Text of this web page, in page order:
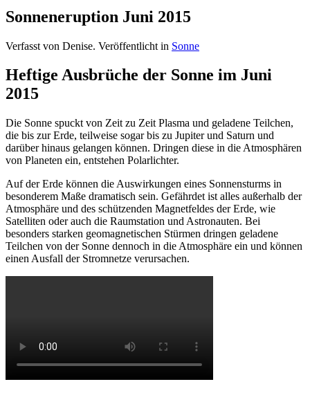
Sonneneruption Juni 2015
Verfasst von Denise. Veröffentlicht in Sonne
Heftige Ausbrüche der Sonne im Juni
2015
Die Sonne spuckt von Zeit zu Zeit Plasma und geladene Teilchen,
die bis zur Erde, teilweise sogar bis zu Jupiter und Saturn und
darüber hinaus gelangen können. Dringen diese in die Atmosphären
von Planeten ein, entstehen Polarlichter.
Auf der Erde können die Auswirkungen eines Sonnensturms in
besonderem Maße dramatisch sein. Gefährdet ist alles außerhalb der
Atmosphäre und des schützenden Magnetfeldes der Erde, wie
Satelliten oder auch die Raumstation und Astronauten. Bei
besonders starken geomagnetischen Stürmen dringen geladene
Teilchen von der Sonne dennoch in die Atmosphäre ein und können
einen Ausfall der Stromnetze verursachen.